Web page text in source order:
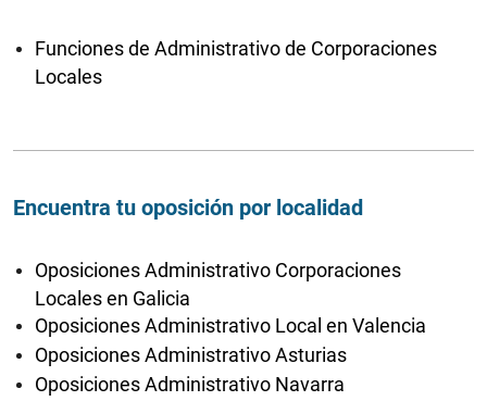
Funciones de Administrativo de Corporaciones
Locales
Encuentra tu oposición por localidad
Oposiciones Administrativo Corporaciones
Locales en Galicia
Oposiciones Administrativo Local en Valencia
Oposiciones Administrativo Asturias
Oposiciones Administrativo Navarra